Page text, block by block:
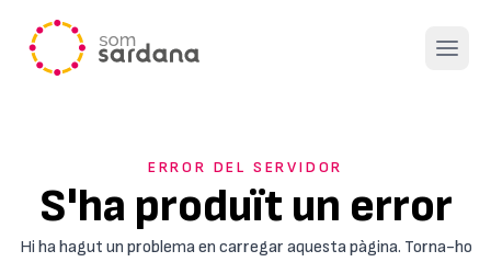
Open
ERROR DEL SERVIDOR
S'ha produït un error
Hi ha hagut un problema en carregar aquesta pàgina. Torna-ho